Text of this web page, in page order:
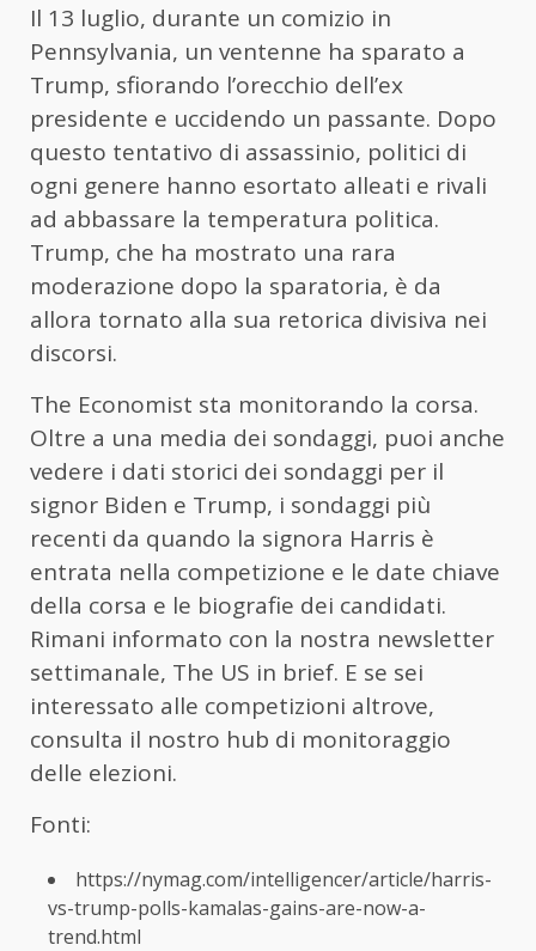
Il 13 luglio, durante un comizio in
Pennsylvania, un ventenne ha sparato a
Trump, sfiorando l’orecchio dell’ex
presidente e uccidendo un passante. Dopo
questo tentativo di assassinio, politici di
ogni genere hanno esortato alleati e rivali
ad abbassare la temperatura politica.
Trump, che ha mostrato una rara
moderazione dopo la sparatoria, è da
allora tornato alla sua retorica divisiva nei
discorsi.
The Economist sta monitorando la corsa.
Oltre a una media dei sondaggi, puoi anche
vedere i dati storici dei sondaggi per il
signor Biden e Trump, i sondaggi più
recenti da quando la signora Harris è
entrata nella competizione e le date chiave
della corsa e le biografie dei candidati.
Rimani informato con la nostra newsletter
settimanale, The US in brief. E se sei
interessato alle competizioni altrove,
consulta il nostro hub di monitoraggio
delle elezioni.
Fonti:
https://nymag.com/intelligencer/article/harris-
vs-trump-polls-kamalas-gains-are-now-a-
trend.html